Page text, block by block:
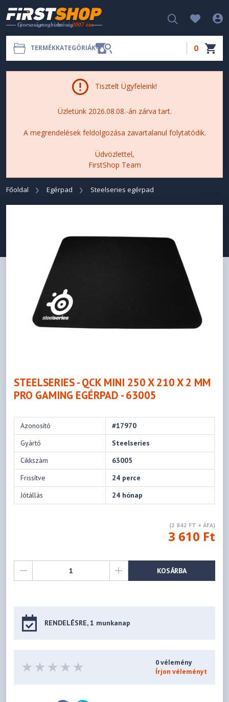
TERMÉKKATEGÓRIÁK 0
Tisztelt Ügyfeleink!
Üzletünk 2026.08.08.-án zárva tart.
A megrendelések feldolgozása zavartalanul folytatódik.
Üdvözlettel,
FirstShop Team
Főoldal Egérpad Steelseries egérpad
STEELSERIES - QCK MINI 250 X 210 X 2 MM
PRO GAMING EGÉRPAD - 63005
Azonosító
#17970
Gyártó
Steelseries
Cikkszám
63005
Frissítve
24 perce
Jótállás
24 hónap
(2 842 FT + ÁFA)
3 610 Ft
KOSÁRBA
RENDELÉSRE, 1 munkanap
0 vélemény
Írjon véleményt